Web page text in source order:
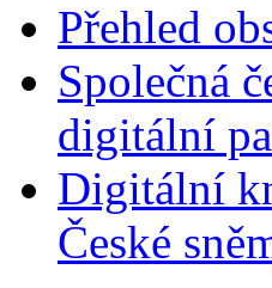
Přehled
Společná
digitální
Digitální
České